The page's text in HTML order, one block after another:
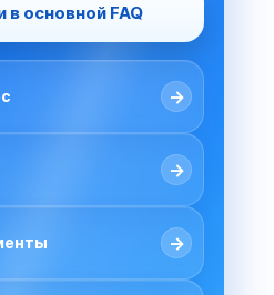
в основной FAQ
→
→
→